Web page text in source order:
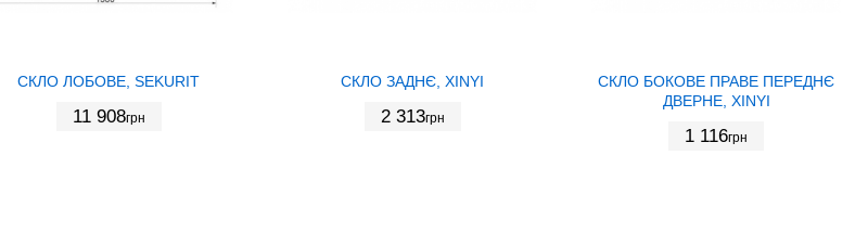
СКЛО ЛОБОВЕ, SEKURIT
11 908грн
СКЛО ЗАДНЄ, XINYI
2 313грн
СКЛО БОКОВЕ ПРАВЕ ПЕРЕДНЄ
ДВЕРНЕ, XINYI
1 116грн